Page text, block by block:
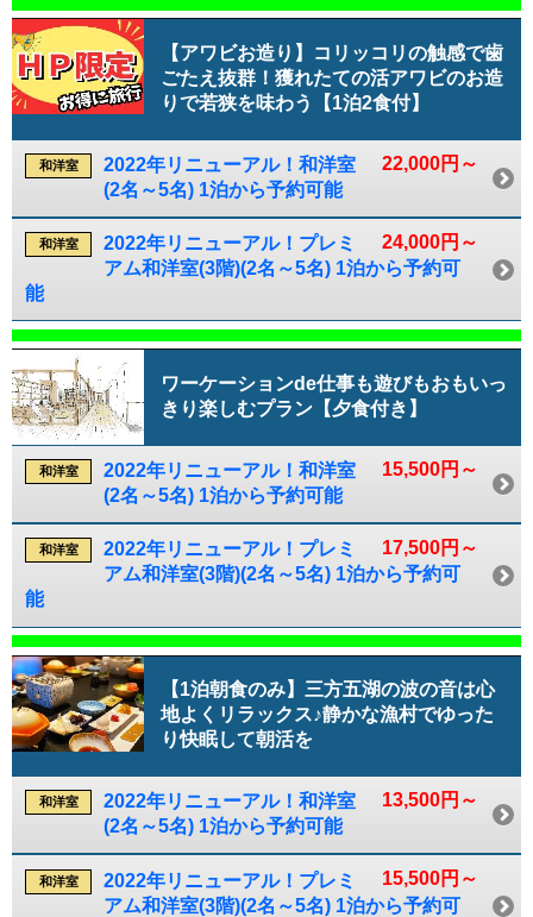
【アワビお造り】コリッコリの触感で歯
ごたえ抜群！獲れたての活アワビのお造
りで若狭を味わう【1泊2食付】
22,000円～
和洋室
2022年リニューアル！和洋室
(2名～5名) 1泊から予約可能
24,000円～
和洋室
2022年リニューアル！プレミ
アム和洋室(3階)(2名～5名) 1泊から予約可
能
ワーケーションde仕事も遊びもおもいっ
きり楽しむプラン【夕食付き】
15,500円～
和洋室
2022年リニューアル！和洋室
(2名～5名) 1泊から予約可能
17,500円～
和洋室
2022年リニューアル！プレミ
アム和洋室(3階)(2名～5名) 1泊から予約可
能
【1泊朝食のみ】三方五湖の波の音は心
地よくリラックス♪静かな漁村でゆった
り快眠して朝活を
13,500円～
和洋室
2022年リニューアル！和洋室
(2名～5名) 1泊から予約可能
15,500円～
和洋室
2022年リニューアル！プレミ
アム和洋室(3階)(2名～5名) 1泊から予約可